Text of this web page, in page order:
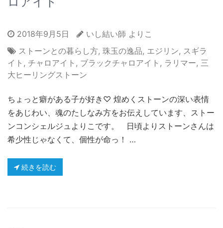
2018年9月5日
いし結い師 よりこ
ストーンとの暮らし方, 珠玉の逸品, エジリン, スギラ
イト , チャロアイト , ブラックチャロアイト , ラリマー, 三
大ヒーリングストーン
ちょっと癖がある子が好き♡ 煌めくストーンの深い表情
をあじわい、魂のたしなみ方をお伝えしています、ストー
ンコンシェルジュよりこです。 日頃よりストーンさんは
希少性じゃなくて、個性が命っ！ …
続きを読む